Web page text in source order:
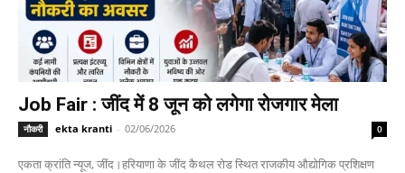
Job Fair : जींद में 8 जून को लगेगा रोजगार मेला
नौकरी ekta kranti - 02/06/2026 0
एकता क्रांति न्यूज, जींद।हरियाणा के जींद कैथल रोड स्थित राजकीय औद्योगिक प्रशिक्षण